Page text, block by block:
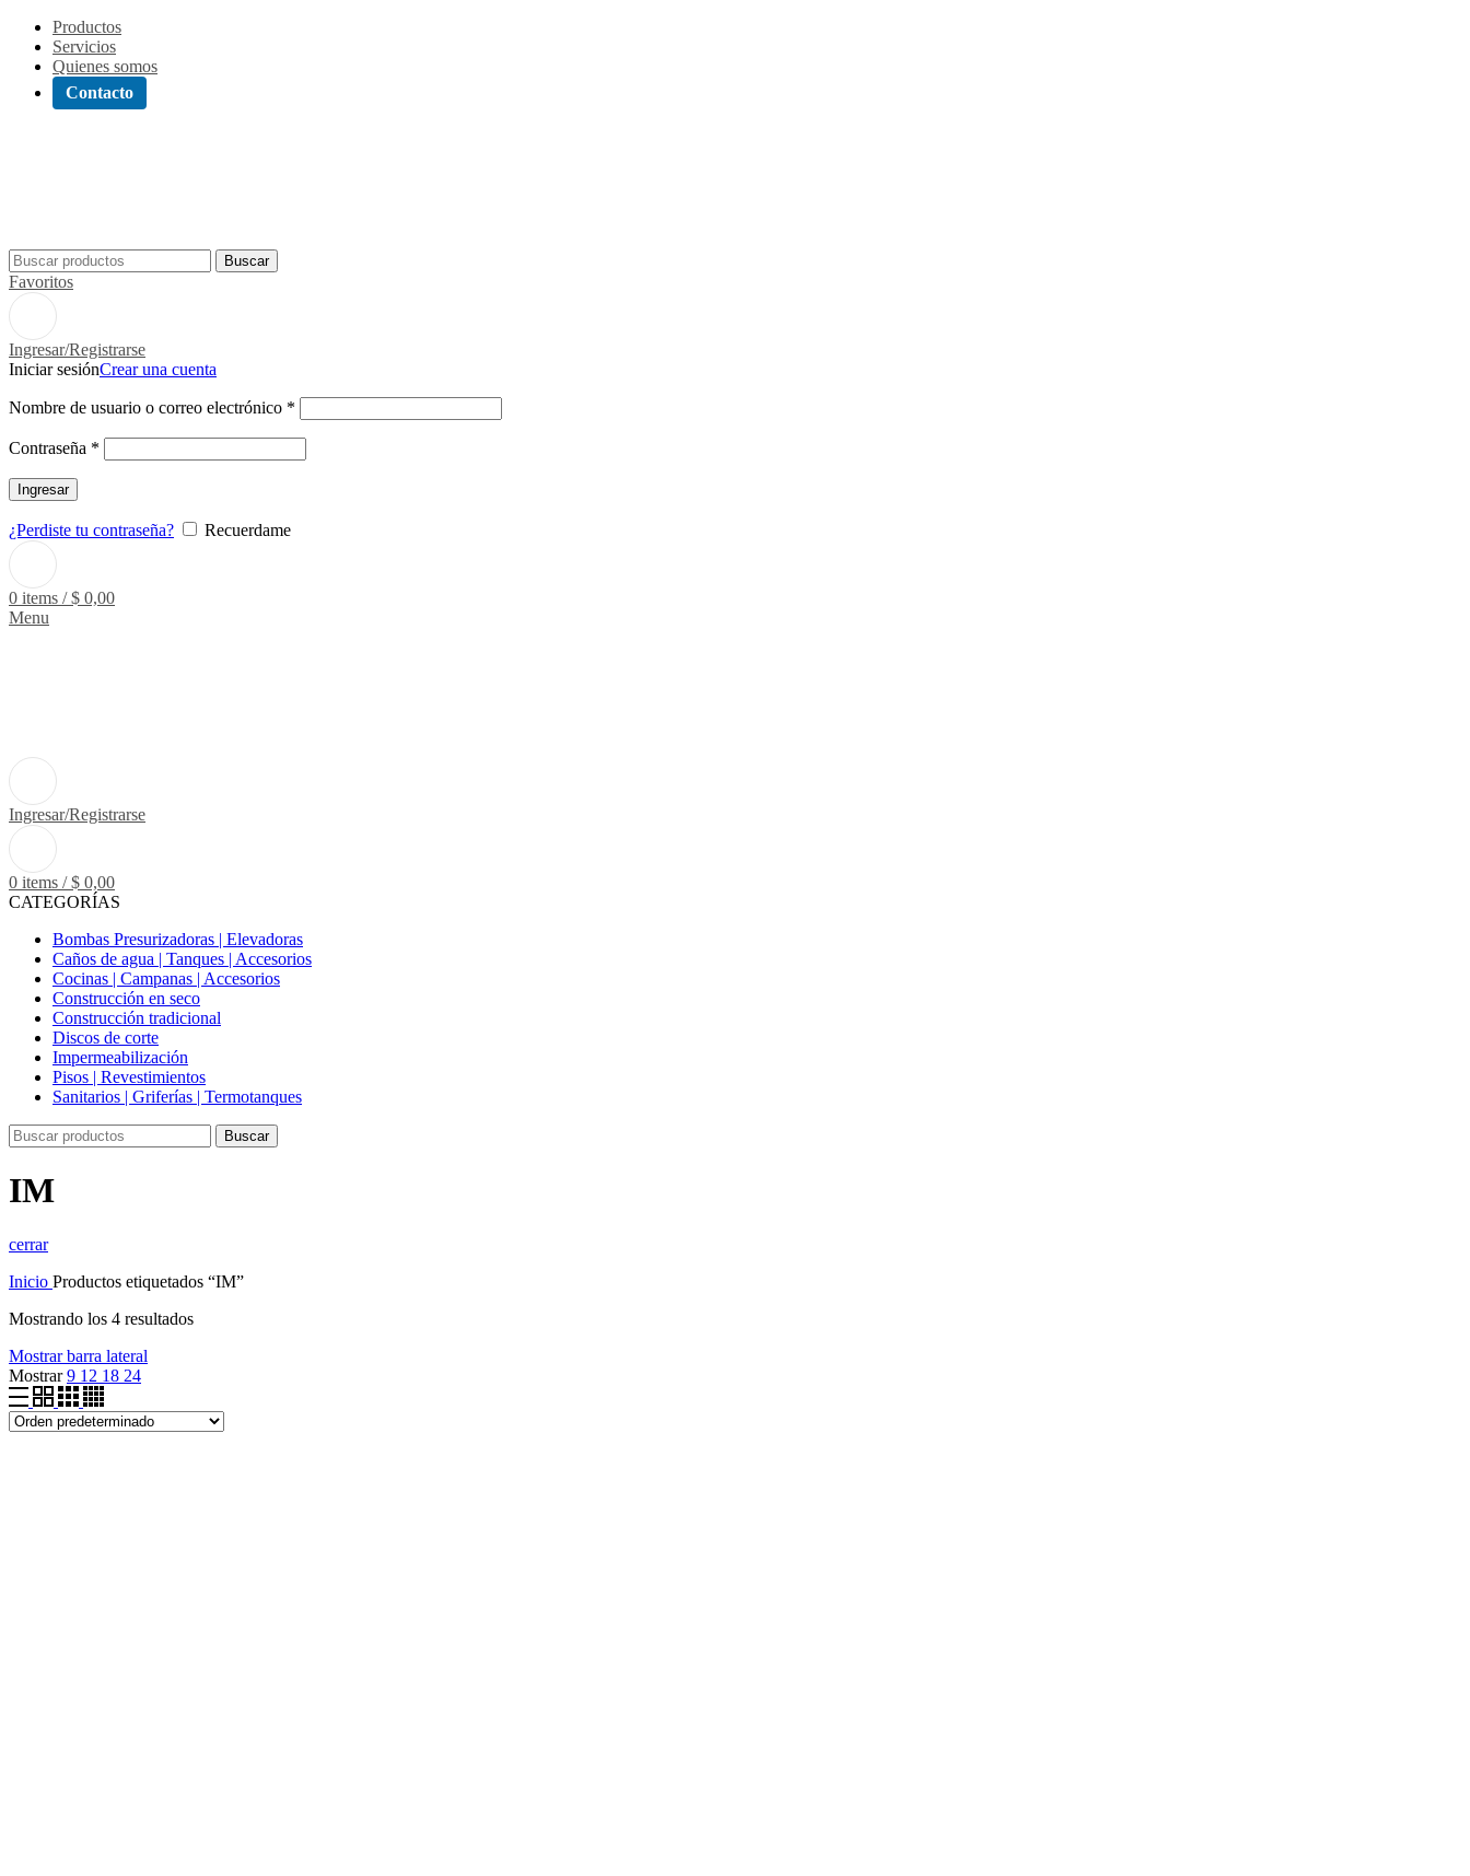
Productos
Servicios
Quienes somos
Contacto
Buscar
Favoritos
Ingresar/Registrarse
Iniciar sesiónCrear una cuenta
Nombre de usuario o correo electrónico *
Contraseña *
Ingresar
¿Perdiste tu contraseña? Recuerdame
0 items / $ 0,00
Menu
Ingresar/Registrarse
0 items / $ 0,00
CATEGORÍAS
Bombas Presurizadoras | Elevadoras
Caños de agua | Tanques | Accesorios
Cocinas | Campanas | Accesorios
Construcción en seco
Construcción tradicional
Discos de corte
Impermeabilización
Pisos | Revestimientos
Sanitarios | Griferías | Termotanques
Buscar
IM
cerrar
Inicio Productos etiquetados “IM”
Mostrando los 4 resultados
Mostrar barra lateral
Mostrar9 12 18 24